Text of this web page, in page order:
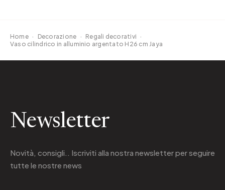
Home · Decorazione · Regali decorativi ·
Vaso cilindrico in alluminio argentato H26 cm Jaya
Newsletter
Novità, consigli.. Iscriviti alla nostra newsletterper seguire
tutte le nostre news